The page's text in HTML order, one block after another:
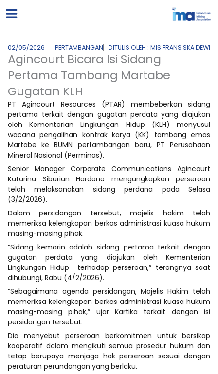
ke
02/05/2026 PERTAMBANGAN DITULIS OLEH : MIS FRANSISKA DEWI
Agincourt Bicara Isi Sidang
Pertama Tambang Martabe
Gugatan KLH
PT Agincourt Resources (PTAR) membeberkan sidang
pertama terkait dengan gugatan perdata yang diajukan
oleh Kementerian Lingkungan Hidup (KLH) menyusul
wacana pengalihan kontrak karya (KK) tambang emas
Martabe ke BUMN pertambangan baru, PT Perusahaan
Mineral Nasional (Perminas).
Senior Manager Corporate Communications Agincourt
Katarina Siburian Hardono mengungkapkan perseroan
telah melaksanakan sidang perdana pada Selasa
(3/2/2026).
Dalam persidangan tersebut, majelis hakim telah
memeriksa kelengkapan berkas administrasi kuasa hukum
masing-masing pihak.
“Sidang kemarin adalah sidang pertama terkait dengan
gugatan perdata yang diajukan oleh Kementerian
Lingkungan Hidup terhadap perseroan,” terangnya saat
dihubungi, Rabu (4/2/2026).
“Sebagaimana agenda persidangan, Majelis Hakim telah
memeriksa kelengkapan berkas administrasi kuasa hukum
masing-masing pihak,” ujar Kartika terkait dengan isi
persidangan tersebut.
Dia menyebut perseroan berkomitmen untuk bersikap
kooperatif dalam mengikuti semua prosedur hukum dan
tetap berupaya menjaga hak perseroan sesuai dengan
peraturan perundangan yang berlaku.